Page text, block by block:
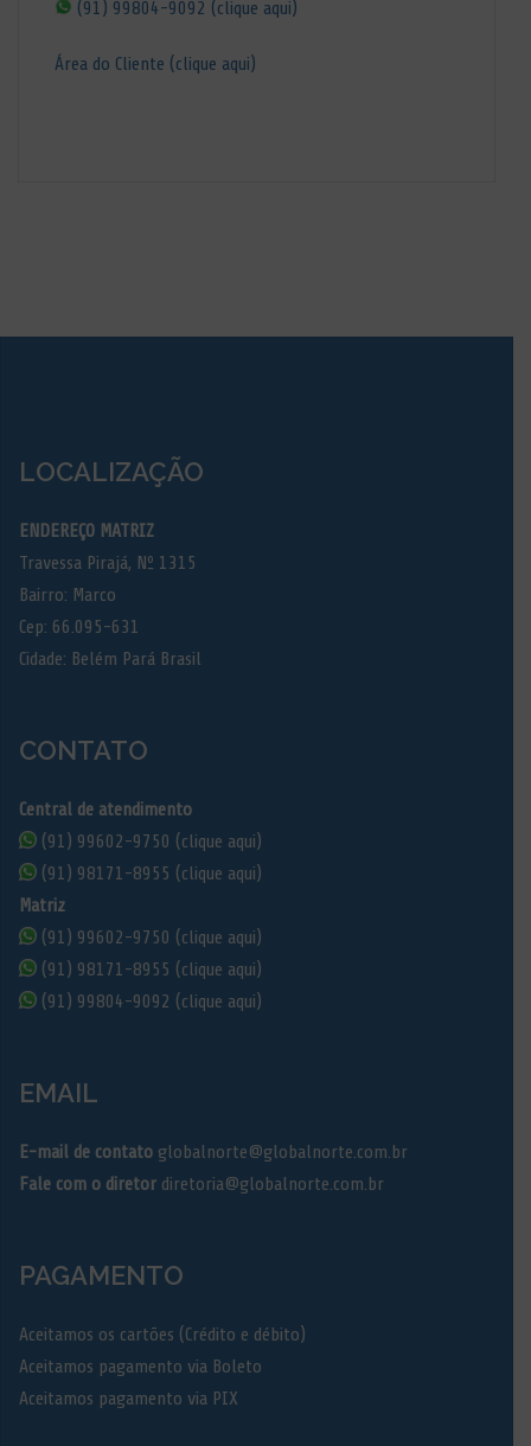
(91) 99804-9092 (clique aqui)
Área do Cliente (clique aqui)
LOCALIZAÇÃO
ENDEREÇO MATRIZ
Travessa Pirajá, Nº 1315
Bairro: Marco
Cep: 66.095-631
Cidade: Belém Pará Brasil
CONTATO
Central de atendimento
(91) 99602-9750 (clique aqui)
(91) 98171-8955 (clique aqui)
Matriz
(91) 99602-9750 (clique aqui)
(91) 98171-8955 (clique aqui)
(91) 99804-9092 (clique aqui)
EMAIL
E-mail de contato globalnorte@globalnorte.com.br
Fale com o diretor diretoria@globalnorte.com.br
PAGAMENTO
Aceitamos os cartões (Crédito e débito)
Aceitamos pagamento via Boleto
Aceitamos pagamento via PIX